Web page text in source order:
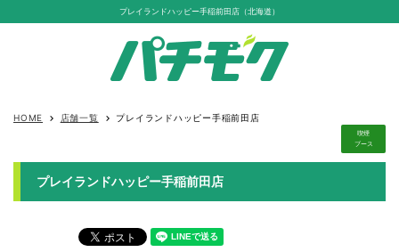
プレイランドハッピー手稲前田店（北海道）
HOME keyboard_arrow_right 店舗一覧 keyboard_arrow_right プレイランドハッピー手稲前田店
喫煙
ブース
プレイランドハッピー手稲前田店